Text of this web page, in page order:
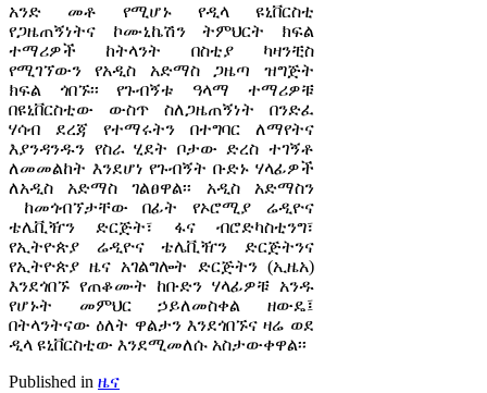
አንድ መቶ የሚሆኑ የዲላ ዩኒቨርስቲ
የጋዜጠኝነትና ኮሙኒኬሽን ትምህርት ክፍል
ተማሪዎች ከትላንት በስቲያ ካዛንቺስ
የሚገኘውን የአዲስ አድማስ ጋዜጣ ዝግጅት
ክፍል ጎበኙ፡፡ የጉብኝቱ ዓላማ ተማሪዎቹ
በዩኒቨርስቲው ውስጥ ስለጋዜጠኝነት በንድፈ
ሃሳብ ደረጃ የተማሩትን በተግባር ለማየትና
እያንዳንዱን የስራ ሂደት ቦታው ድረስ ተገኝቶ
ለመመልከት እንደሆነ የጉብኝት ቡድኑ ሃላፊዎች
ለአዲስ አድማስ ገልፀዋል፡፡ አዲስ አድማስን
ከመጎብኘታቸው በፊት የኦሮሚያ ሬዲዮና
ቴሌቪዥን ድርጅት፣ ፋና ብሮድካስቲንግ፣
የኢትዮጵያ ሬዲዮና ቴሌቪዥን ድርጅትንና
የኢትዮጵያ ዜና አገልግሎት ድርጅትን (ኢዜአ)
እንደጎበኙ የጠቆሙት ከቡድን ሃላፊዎቹ አንዱ
የሆኑት መምህር ኃይለመስቀል ዘውዴ፤
በትላንትናው ዕለት ዋልታን እንደጎበኙና ዛሬ ወደ
ዲላ ዩኒቨርስቲው እንደሚመለሱ አስታውቀዋል፡፡
Published in ዜና